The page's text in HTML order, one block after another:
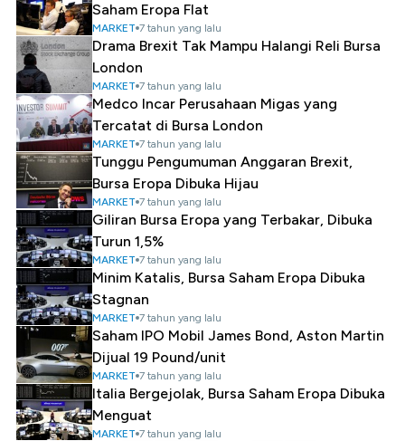
Saham Eropa Flat
MARKET 7 tahun yang lalu
Drama Brexit Tak Mampu Halangi Reli Bursa
London
MARKET 7 tahun yang lalu
Medco Incar Perusahaan Migas yang
Tercatat di Bursa London
MARKET 7 tahun yang lalu
Tunggu Pengumuman Anggaran Brexit,
Bursa Eropa Dibuka Hijau
MARKET 7 tahun yang lalu
Giliran Bursa Eropa yang Terbakar, Dibuka
Turun 1,5%
MARKET 7 tahun yang lalu
Minim Katalis, Bursa Saham Eropa Dibuka
Stagnan
MARKET 7 tahun yang lalu
Saham IPO Mobil James Bond, Aston Martin
Dijual 19 Pound/unit
MARKET 7 tahun yang lalu
Italia Bergejolak, Bursa Saham Eropa Dibuka
Menguat
MARKET 7 tahun yang lalu